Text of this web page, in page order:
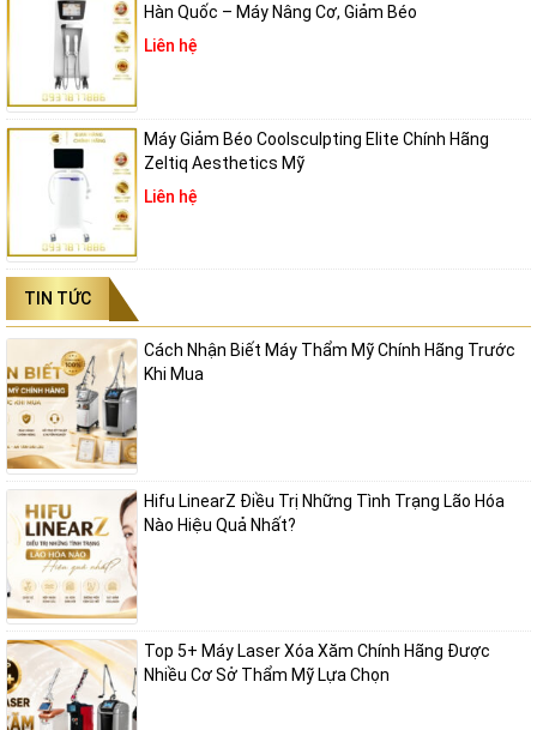
Hàn Quốc – Máy Nâng Cơ, Giảm Béo
Liên hệ
Máy Giảm Béo Coolsculpting Elite Chính Hãng
Zeltiq Aesthetics Mỹ
Liên hệ
TIN TỨC
Cách Nhận Biết Máy Thẩm Mỹ Chính Hãng Trước
Khi Mua
Hifu LinearZ Điều Trị Những Tình Trạng Lão Hóa
Nào Hiệu Quả Nhất?
Top 5+ Máy Laser Xóa Xăm Chính Hãng Được
Nhiều Cơ Sở Thẩm Mỹ Lựa Chọn